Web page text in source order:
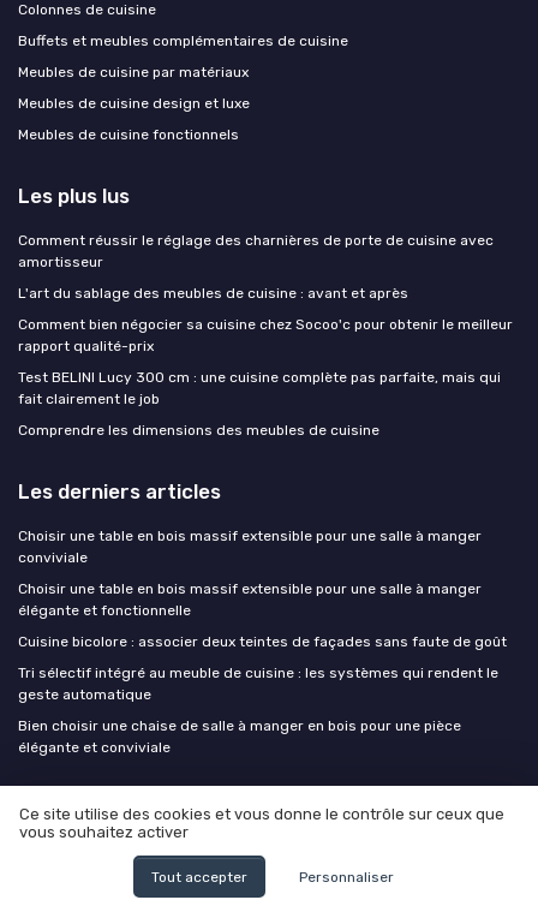
Colonnes de cuisine
Buffets et meubles complémentaires de cuisine
Meubles de cuisine par matériaux
Meubles de cuisine design et luxe
Meubles de cuisine fonctionnels
Les plus lus
Comment réussir le réglage des charnières de porte de cuisine avec
amortisseur
L'art du sablage des meubles de cuisine : avant et après
Comment bien négocier sa cuisine chez Socoo'c pour obtenir le meilleur
rapport qualité-prix
Test BELINI Lucy 300 cm : une cuisine complète pas parfaite, mais qui
fait clairement le job
Comprendre les dimensions des meubles de cuisine
Les derniers articles
Choisir une table en bois massif extensible pour une salle à manger
conviviale
Choisir une table en bois massif extensible pour une salle à manger
élégante et fonctionnelle
Cuisine bicolore : associer deux teintes de façades sans faute de goût
Tri sélectif intégré au meuble de cuisine : les systèmes qui rendent le
geste automatique
Bien choisir une chaise de salle à manger en bois pour une pièce
élégante et conviviale
Le meuble cuisine
Ce site utilise des cookies et vous donne le contrôle sur ceux que
vous souhaitez activer
Tout accepter Personnaliser